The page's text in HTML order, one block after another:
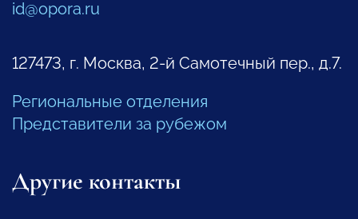
id@opora.ru
127473, г. Москва, 2-й Самотечный пер., д.7.
Региональные отделения
Представители за рубежом
Другие контакты